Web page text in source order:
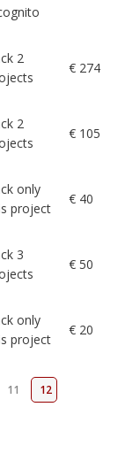
2
€ 274
2
€ 105
only
project
€ 40
3
€ 50
only
project
€ 20
11 12